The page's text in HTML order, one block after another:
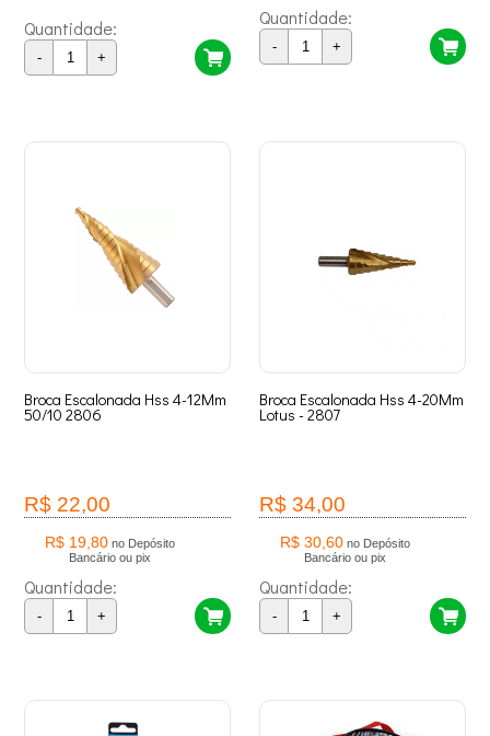
Quantidade:
- +
Quantidade:
- +
Broca Escalonada Hss 4-12Mm
50/10 2806
R$ 22,00
R$ 19,80 no Depósito
Bancário ou pix
Quantidade:
- +
Broca Escalonada Hss 4-20Mm
Lotus - 2807
R$ 34,00
R$ 30,60 no Depósito
Bancário ou pix
Quantidade:
- +